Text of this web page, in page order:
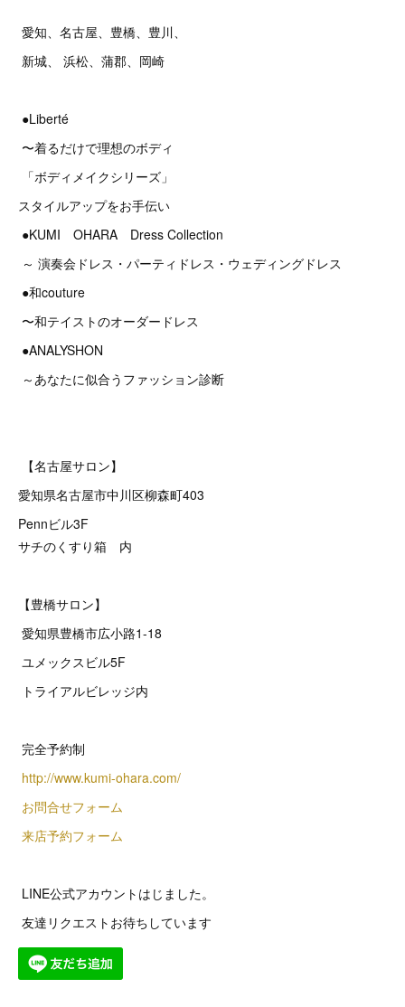
愛知、名古屋、豊橋、豊川、
新城、 浜松、蒲郡、岡崎
●Liberté
〜着るだけで理想のボディ
「ボディメイクシリーズ」
スタイルアップをお手伝い
●KUMI OHARA Dress Collection
～ 演奏会ドレス・パーティドレス・ウェディングドレス
●和couture
〜和テイストのオーダードレス
●ANALYSHON
～あなたに似合うファッション診断
【名古屋サロン】
愛知県名古屋市中川区柳森町403
Pennビル3F
サチのくすり箱 内
【豊橋サロン】
愛知県豊橋市広小路1-18
ユメックスビル5F
トライアルビレッジ内
完全予約制
http://www.kumi-ohara.com/
お問合せフォーム
来店予約フォーム
LINE公式アカウントはじました。
友達リクエストお待ちしています